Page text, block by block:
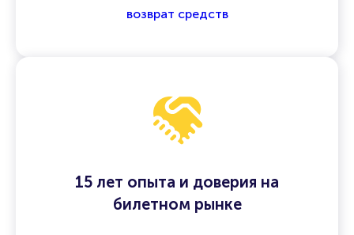
возврат средств
15 лет опыта и доверия на
билетном рынке